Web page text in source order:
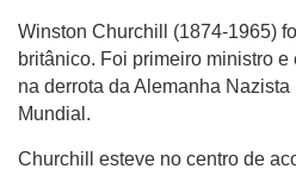
Winston Churchill (1874-1965)
britânico. Foi primeiro ministro e
na derrota da Alemanha
Mundial.
Churchill esteve no centro de